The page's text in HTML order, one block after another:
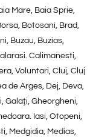
Mare, Baia Sprie,
Botosani, Brad,
Buzau, Buzias,
Calimanesti,
Voluntari, Cluj, Cluj
de Arges, Dej, Deva,
Galaţi, Gheorgheni,
Iasi, Otopeni,
Medgidia, Medias,